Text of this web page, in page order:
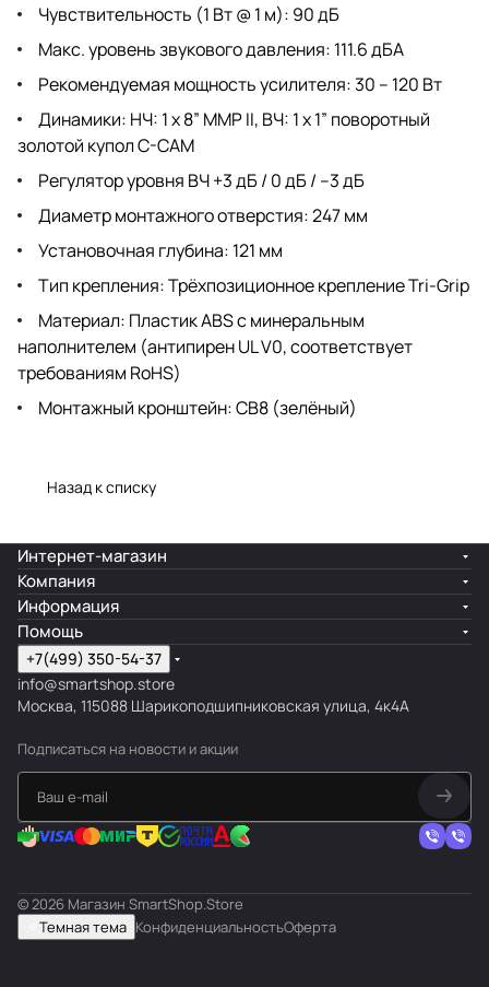
Чувствительность (1 Вт @ 1 м): 90 дБ
Макс. уровень звукового давления: 111.6 дБА
Рекомендуемая мощность усилителя: 30 – 120 Вт
Динамики: НЧ: 1 х 8” MMP II, ВЧ: 1 х 1” поворотный
золотой купол C-CAM
Регулятор уровня ВЧ +3 дБ / 0 дБ / –3 дБ
Диаметр монтажного отверстия: 247 мм
Установочная глубина: 121 мм
Тип крепления: Трёхпозиционное крепление Tri-Grip
Материал: Пластик ABS с минеральным
наполнителем (антипирен UL V0, соответствует
требованиям RoHS)
Монтажный кронштейн: CB8 (зелёный)
Назад к списку
Интернет-магазин
Компания
Информация
Помощь
+7(499) 350-54-37
info@smartshop.store
Москва, 115088 Шарикоподшипниковская улица, 4к4А
Подписаться на новости и акции
© 2026 Магазин SmartShop.Store
Темная тема КонфиденциальностьОферта